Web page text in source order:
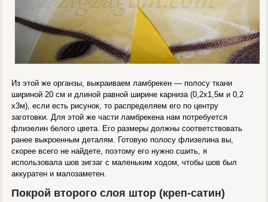
Из этой же органзы, выкраиваем ламбрекен — полосу ткани
шириной 20 см и длиной равной ширине карниза (0,2х1,5м и 0,2
х3м), если есть рисунок, то распределяем его по центру
заготовки. Для этой же части ламбрекена нам потребуется
флизелин белого цвета. Его размеры должны соответствовать
ранее выкроенным деталям. Готовую полосу флизелина вы,
скорее всего не найдете, поэтому его нужно сшить, я
использовала шов зигзаг с маленьким ходом, чтобы шов был
аккуратен и малозаметен.
Покрой второго слоя штор (креп-сатин)